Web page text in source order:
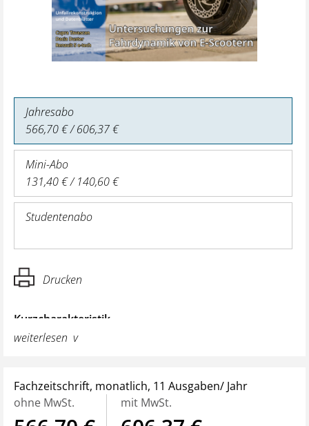
Jahresabo
566,70 € / 606,37 €
Mini-Abo
131,40 € / 140,60 €
Studentenabo
Drucken
Kurzcharakteristik
Das Fachmagazin
Transportwesen kompetent und praxisnah über
Ergebnisse aus der
weiterlesen
Fachzeitschrift, monatlich, 11 Ausgaben/ Jahr
ohne MwSt.
mit MwSt.